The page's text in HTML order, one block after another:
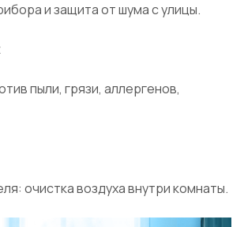
и защита от шума с улицы.
пыли, грязи, аллергенов,
очистка воздуха внутри комнаты.